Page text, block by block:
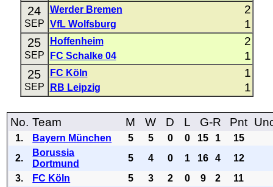
24
SEP
Werder Bremen 2
VfL Wolfsburg 1
25
SEP
Hoffenheim 2
FC Schalke 04 1
25
SEP
FC Köln 1
RB Leipzig 1
No. Team M W D L G-R Pnt
1. Bayern München 5 5 0 0 15 1
15
2.
Borussia
Dortmund
5 4 0 1 16 4
12
3.
FC Köln 5 3 2 0 9 2
11